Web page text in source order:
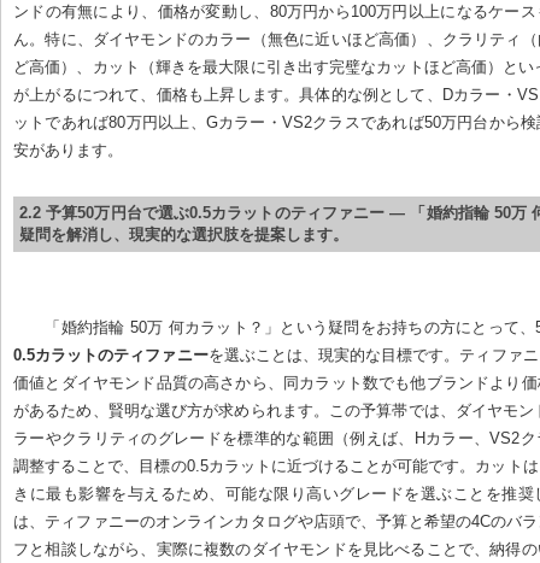
ンドの有無により、価格が変動し、80万円から100万円以上になるケー
ん。特に、ダイヤモンドのカラー（無色に近いほど高価）、クラリティ
ど高価）、カット（輝きを最大限に引き出す完璧なカットほど高価）とい
が上がるにつれて、価格も上昇します。具体的な例として、Dカラー・
ットであれば80万円以上、Gカラー・VS2クラスであれば50万円台から
安があります。
2.2 予算50万円台で選ぶ0.5カラットのティファニー — 「婚約指輪 50万
疑問を解消し、現実的な選択肢を提案します。
「婚約指輪 50万 何カラット？」という疑問をお持ちの方にとって
0.5カラットのティファニーを選ぶことは、現実的な目標です。ティファ
価値とダイヤモンド品質の高さから、同カラット数でも他ブランドより
があるため、賢明な選び方が求められます。この予算帯では、ダイヤモン
ラーやクラリティのグレードを標準的な範囲（例えば、Hカラー、VS2
調整することで、目標の0.5カラットに近づけることが可能です。カット
きに最も影響を与えるため、可能な限り高いグレードを選ぶことを推
は、ティファニーのオンラインカタログや店頭で、予算と希望の4Cのバ
フと相談しながら、実際に複数のダイヤモンドを見比べることで、納得